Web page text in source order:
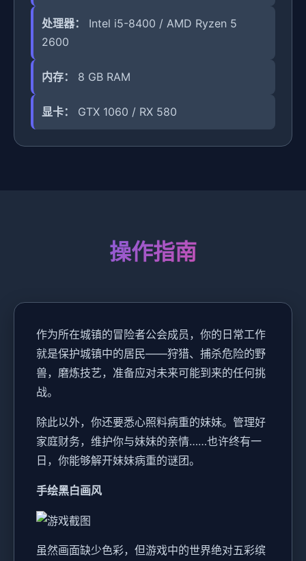
处理器：
Intel i5-8400 / AMD Ryzen 5
2600
内存： 8 GB RAM
显卡： GTX 1060 / RX 580
操作指南
作为所在城镇的冒险者公会成员，你的日常工作
就是保护城镇中的居民——狩猎、捕杀危险的野
兽，磨炼技艺，准备应对未来可能到来的任何挑
战。
除此以外，你还要悉心照料病重的妹妹。管理好
家庭财务，维护你与妹妹的亲情……也许终有一
日，你能够解开妹妹病重的谜团。
手绘黑白画风
虽然画面缺少色彩，但游戏中的世界绝对五彩缤